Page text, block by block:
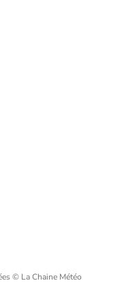
© La Chaine Météo